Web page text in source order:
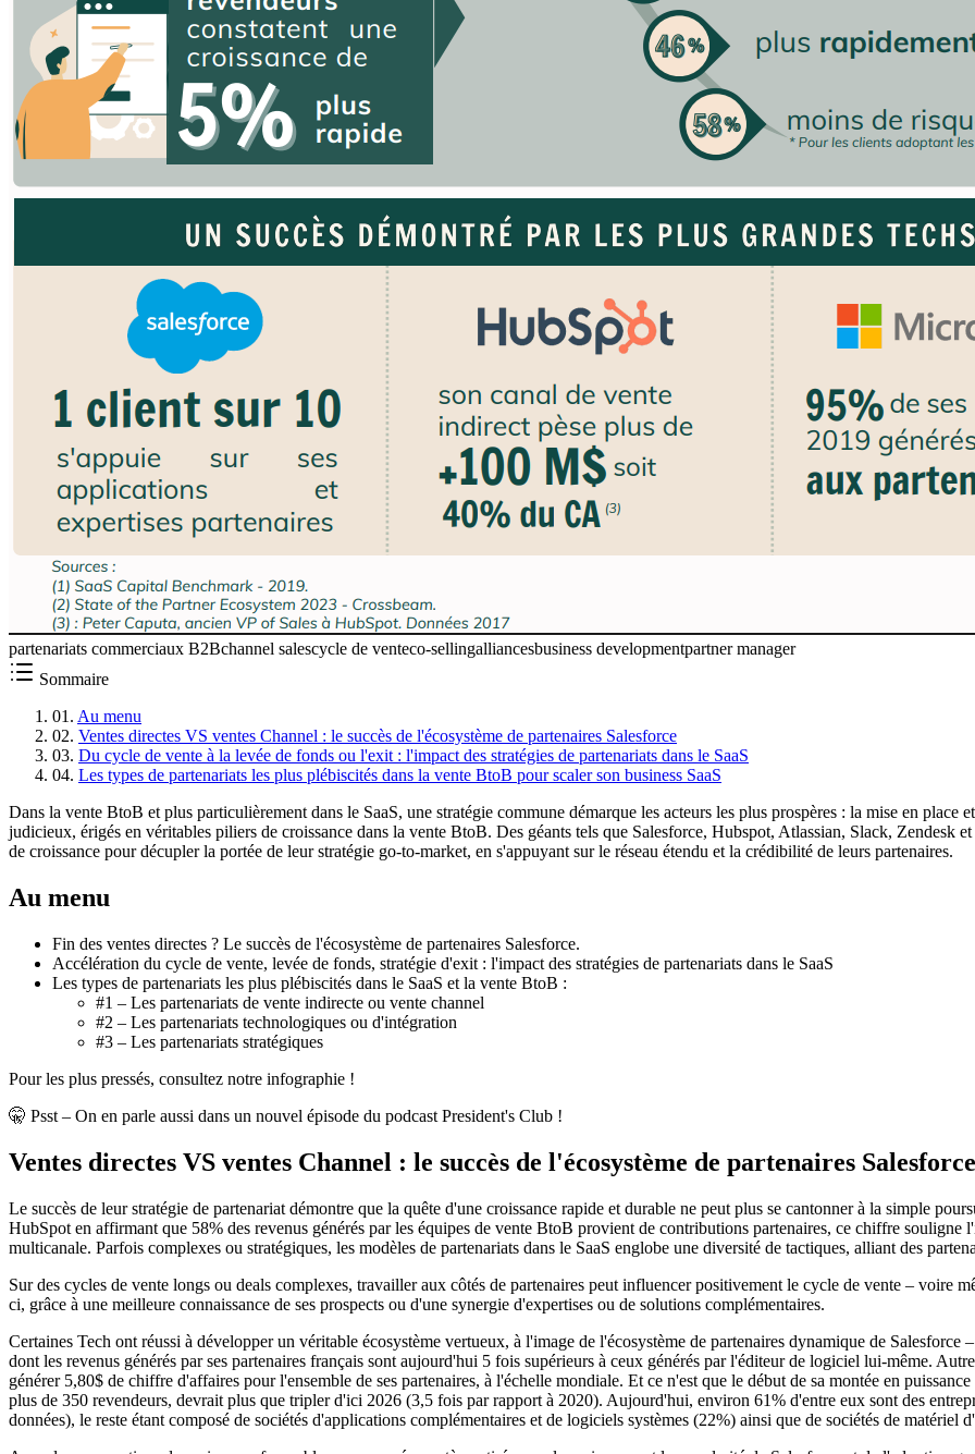
partenariats commerciaux B2Bchannel salescycle de venteco-sellingalliancesbusiness developmentpartner manager
Sommaire
01. Au menu
02. Ventes directes VS ventes Channel : le succès de l'écosystème de partenaires Salesforce
03. Du cycle de vente à la levée de fonds ou l'exit : l'impact des stratégies de partenariats dans le SaaS
04. Les types de partenariats les plus plébiscités dans la vente BtoB pour scaler son business SaaS
Dans la vente BtoB et plus particulièrement dans le SaaS, une stratégie commune démarque les acteurs les plus prospères : la mise en place
judicieux, érigés en véritables piliers de croissance dans la vente BtoB. Des géants tels que Salesforce, Hubspot, Atlassian, Slack, Zendesk
de croissance pour décupler la portée de leur stratégie go-to-market, en s'appuyant sur le réseau étendu et la crédibilité de leurs partenaires.
Au menu
Fin des ventes directes ? Le succès de l'écosystème de partenaires Salesforce.
Accélération du cycle de vente, levée de fonds, stratégie d'exit : l'impact des stratégies de partenariats dans le SaaS
Les types de partenariats les plus plébiscités dans le SaaS et la vente BtoB :
#1 – Les partenariats de vente indirecte ou vente channel
#2 – Les partenariats technologiques ou d'intégration
#3 – Les partenariats stratégiques
Pour les plus pressés, consultez notre infographie !
🤫 Psst – On en parle aussi dans un nouvel épisode du podcast President's Club !
Ventes directes VS ventes Channel : le succès de l'écosystème de partenaires Salesforce
Le succès de leur stratégie de partenariat démontre que la quête d'une croissance rapide et durable ne peut plus se cantonner à la simple
HubSpot en affirmant que 58% des revenus générés par les équipes de vente BtoB provient de contributions partenaires, ce chiffre souligne
multicanale. Parfois complexes ou stratégiques, les modèles de partenariats dans le SaaS englobe une diversité de tactiques, alliant des
Sur des cycles de vente longs ou deals complexes, travailler aux côtés de partenaires peut influencer positivement le cycle de vente – voire
ci, grâce à une meilleure connaissance de ses prospects ou d'une synergie d'expertises ou de solutions complémentaires.
Certaines Tech ont réussi à développer un véritable écosystème vertueux, à l'image de l'écosystème de partenaires dynamique de
dont les revenus générés par ses partenaires français sont aujourd'hui 5 fois supérieurs à ceux générés par l'éditeur de logiciel lui-même.
générer 5,80$ de chiffre d'affaires pour l'ensemble de ses partenaires, à l'échelle mondiale. Et ce n'est que le début de sa montée en
plus de 350 revendeurs, devrait plus que tripler d'ici 2026 (3,5 fois par rapport à 2020). Aujourd'hui, environ 61% d'entre eux sont des
données), le reste étant composé de sociétés d'applications complémentaires et de logiciels systèmes (22%) ainsi que de sociétés de matériel